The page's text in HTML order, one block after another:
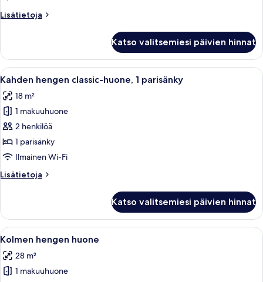
Lisätietoja
Lisätietoja
Katso valitsemiesi päivien hinnat
Avaa
kaikki
huonetyypin
Kahden
hengen
classic-
huone,
parisänky
Hotellihuone, jossa on suuri sänky,
4
Kahden hengen classic-huone, 1 parisänky
18 m²
1 makuuhuone
2 henkilöä
1 parisänky
Ilmainen Wi-Fi
Lisätietoja
Lisätietoja
classic-
huone,
1
Katso valitsemiesi päivien hinnat
Avaa
kaikki
huonetyypin
Kolmen
Hotellihuone, jossa on kaksi sänkyä,
6
Kolmen hengen huone
28 m²
1 makuuhuone